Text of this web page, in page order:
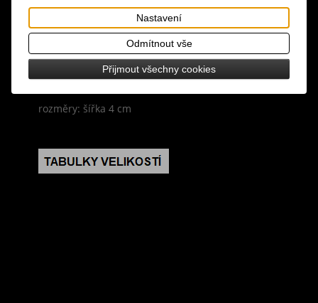
Tisk
materiál: umělá kůže
design: černá barva, kovové kostky, zapínání na
černou přezku
rozměry: šířka 4 cm
Nastavení
Odmítnout vše
Přijmout všechny cookies